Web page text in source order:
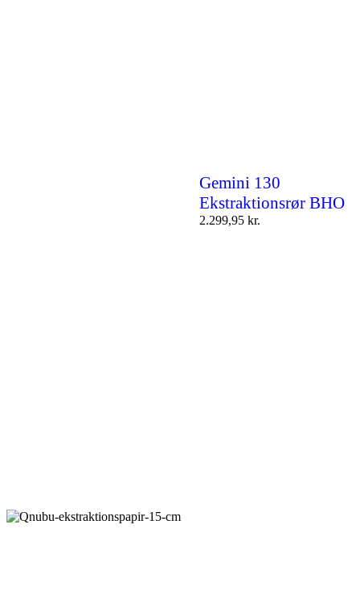
Gemini 130
Ekstraktionsrør BHO
2.299,95 kr.